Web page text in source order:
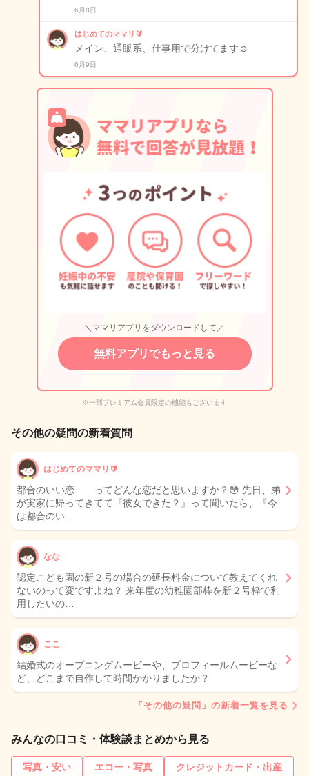
6月8日
はじめてのママリ🔰
メイン、通販系、仕事用で分けてます☺️
6月9日
＼ママリアプリをダウンロードして／
無料アプリでもっと見る
※一部プレミアム会員限定の機能もございます
その他の疑問の新着質問
はじめてのママリ🔰
都合のいい恋 ってどんな恋だと思いますか？😳 先日、弟
が実家に帰ってきてて『彼女できた？』って聞いたら、『今
は都合のい…
なな
認定こども園の新２号の場合の延長料金について教えてくれ
ないのって変ですよね？ 来年度の幼稚園部枠を新２号枠で利
用したいの…
ここ
結婚式のオープニングムービーや、プロフィールムービーな
ど、どこまで自作して時間かかりましたか？
「その他の疑問」の新着一覧を見る
みんなの口コミ・体験談まとめから見る
写真・安い エコー・写真 クレジットカード・出産